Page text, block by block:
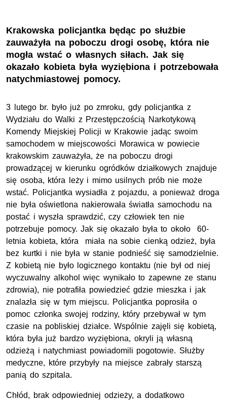
Krakowska policjantka będąc po służbie
zauważyła na poboczu drogi osobę, która nie
mogła wstać o własnych siłach. Jak się
okazało kobieta była wyziębiona i potrzebowała
natychmiastowej pomocy.
3 lutego br. było już po zmroku, gdy policjantka z
Wydziału do Walki z Przestępczością Narkotykową
Komendy Miejskiej Policji w Krakowie jadąc swoim
samochodem w miejscowości Morawica w powiecie
krakowskim zauważyła, że na poboczu drogi
prowadzącej w kierunku ogródków działkowych znajduje
się osoba, która leży i mimo usilnych prób nie może
wstać. Policjantka wysiadła z pojazdu, a ponieważ droga
nie była oświetlona nakierowała światła samochodu na
postać i wyszła sprawdzić, czy człowiek ten nie
potrzebuje pomocy. Jak się okazało była to około 60-
letnia kobieta, która miała na sobie cienką odzież, była
bez kurtki i nie była w stanie podnieść się samodzielnie.
Z kobietą nie było logicznego kontaktu (nie był od niej
wyczuwalny alkohol więc wynikało to zapewne ze stanu
zdrowia), nie potrafiła powiedzieć gdzie mieszka i jak
znalazła się w tym miejscu. Policjantka poprosiła o
pomoc członka swojej rodziny, który przebywał w tym
czasie na pobliskiej działce. Wspólnie zajęli się kobietą,
która była już bardzo wyziębiona, okryli ją własną
odzieżą i natychmiast powiadomili pogotowie. Służby
medyczne, które przybyły na miejsce zabrały starszą
panią do szpitala.
Chłód, brak odpowiedniej odzieży, a dodatkowo